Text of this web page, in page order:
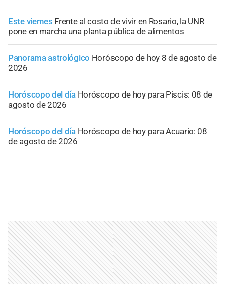
Este viernes Frente al costo de vivir en Rosario, la UNR
pone en marcha una planta pública de alimentos
Panorama astrológico Horóscopo de hoy 8 de agosto de
2026
Horóscopo del día Horóscopo de hoy para Piscis: 08 de
agosto de 2026
Horóscopo del día Horóscopo de hoy para Acuario: 08
de agosto de 2026